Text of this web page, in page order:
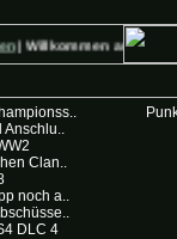
auf
Anschlu..
Clan..
noch a..
DLC 4